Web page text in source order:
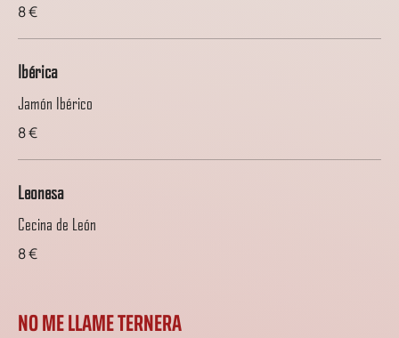
8 €
Ibérica
Jamón Ibérico
8 €
Leonesa
Cecina de León
8 €
NO ME LLAME TERNERA